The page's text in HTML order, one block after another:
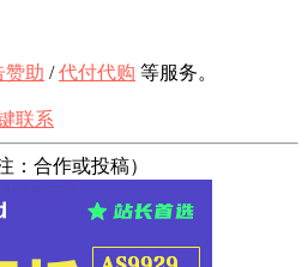
赞助 /代付代购 等服务。
联系
：合作或投稿）